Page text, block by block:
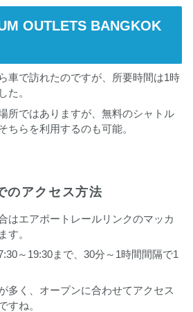
OUTLETS BANGKOK
車で訪れたのですが、所要時間は1時
た。
所ではありますが、無料のシャトル
ちらを利用するのも可能。
のアクセス方法
はエアポートレールリンクのマッカ
す。
～19:30まで、30分～1時間間隔で1
多く、オープンに合わせてアクセス
すね。